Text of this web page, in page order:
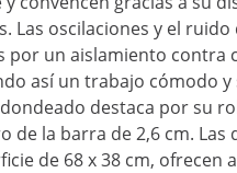
Las oscilaciones y el
por un aislamiento contra
así un trabajo cómodo y
destaca por su
de la barra de 2,6 cm. Las
de 68 x 38 cm, ofrecen